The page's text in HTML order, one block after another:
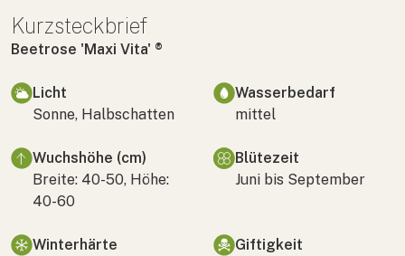
Kurzsteckbrief
Beetrose 'Maxi Vita' ®
Licht
Sonne, Halbschatten
Wasserbedarf
mittel
Wuchshöhe (cm)
Breite: 40-50, Höhe:
40-60
Blütezeit
Juni bis September
Winterhärte
Giftigkeit